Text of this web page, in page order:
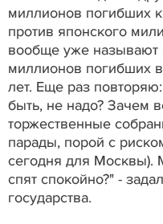
миллионов погибших
против японского
вообще уже называют
миллионов погибших
лет. Еще раз
быть, не надо? Зачем
торжественные
парады, порой с
сегодня для Москвы).
спят спокойно?" -
государства.